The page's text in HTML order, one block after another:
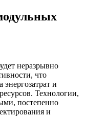
неразрывно
что
энергозатрат и
Технологии,
постепенно
и